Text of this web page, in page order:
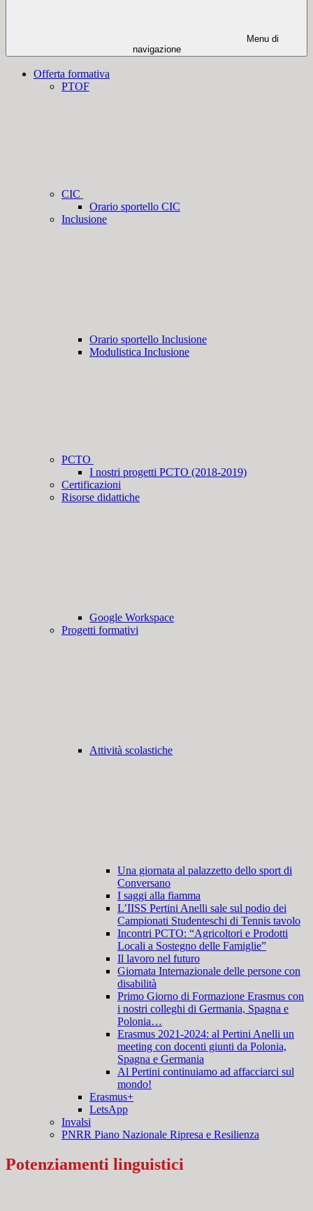
Menu di
navigazione
Offerta formativa
PTOF
CIC
Orario sportello CIC
Inclusione
Orario sportello Inclusione
Modulistica Inclusione
PCTO
I nostri progetti PCTO (2018-2019)
Certificazioni
Risorse didattiche
Google Workspace
Progetti formativi
Attività scolastiche
Una giornata al palazzetto dello sport di
Conversano
I saggi alla fiamma
L’IISS Pertini Anelli sale sul podio dei
Campionati Studenteschi di Tennis tavolo
Incontri PCTO: “Agricoltori e Prodotti
Locali a Sostegno delle Famiglie”
Il lavoro nel futuro
Giornata Internazionale delle persone con
disabilità
Primo Giorno di Formazione Erasmus con
i nostri colleghi di Germania, Spagna e
Polonia…
Erasmus 2021-2024: al Pertini Anelli un
meeting con docenti giunti da Polonia,
Spagna e Germania
Al Pertini continuiamo ad affacciarci sul
mondo!
Erasmus+
LetsApp
Invalsi
PNRR Piano Nazionale Ripresa e Resilienza
Potenziamenti linguistici